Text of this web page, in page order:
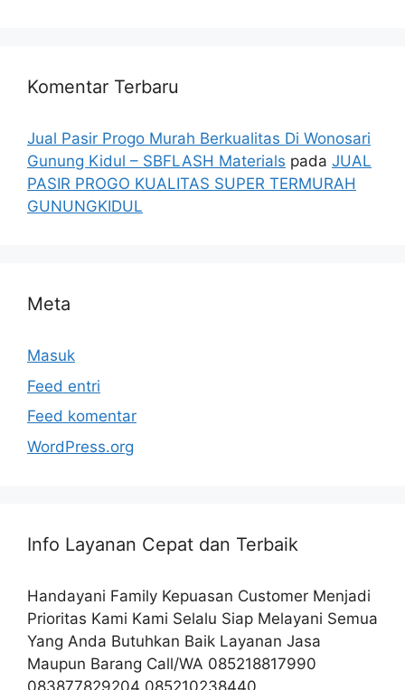
Komentar Terbaru
Jual Pasir Progo Murah Berkualitas Di Wonosari
Gunung Kidul – SBFLASH Materials pada JUAL
PASIR PROGO KUALITAS SUPER TERMURAH
GUNUNGKIDUL
Meta
Masuk
Feed entri
Feed komentar
WordPress.org
Info Layanan Cepat dan Terbaik
Handayani Family Kepuasan Customer Menjadi
Prioritas Kami Kami Selalu Siap Melayani Semua
Yang Anda Butuhkan Baik Layanan Jasa
Maupun Barang Call/WA 085218817990
083877829204 085210238440